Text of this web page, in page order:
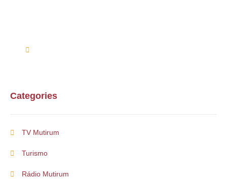
Categories
TV Mutirum
Turismo
Rádio Mutirum